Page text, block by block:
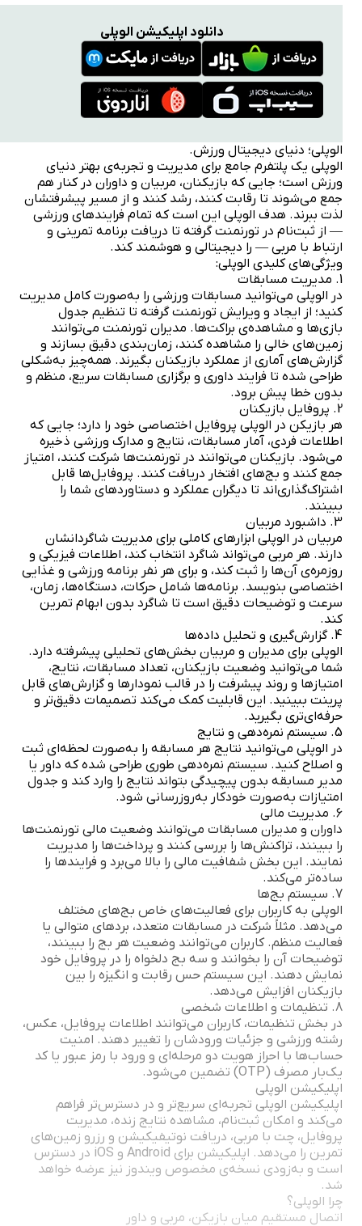
دانلود اپلیکیشن الوپلی
الوپلی؛ دنیای دیجیتال ورزش.
الوپلی یک پلتفرم جامع برای مدیریت و تجربه‌ی بهتر دنیای
ورزش است؛ جایی که بازیکنان، مربیان و داوران در کنار هم
جمع می‌شوند تا رقابت کنند، رشد کنند و از مسیر پیشرفتشان
لذت ببرند. هدف الوپلی این است که تمام فرایندهای ورزشی
— از ثبت‌نام در تورنمنت گرفته تا دریافت برنامه تمرینی و
ارتباط با مربی — را دیجیتالی و هوشمند کند.
ویژگی‌های کلیدی الوپلی:
1. مدیریت مسابقات
در الوپلی می‌توانید مسابقات ورزشی را به‌صورت کامل مدیریت
کنید؛ از ایجاد و ویرایش تورنمنت گرفته تا تنظیم جدول
بازی‌ها و مشاهده‌ی براکت‌ها. مدیران تورنمنت می‌توانند
زمین‌های خالی را مشاهده کنند، زمان‌بندی دقیق بسازند و
گزارش‌های آماری از عملکرد بازیکنان بگیرند. همه‌چیز به‌شکلی
طراحی شده تا فرایند داوری و برگزاری مسابقات سریع، منظم و
بدون خطا پیش برود.
2. پروفایل بازیکنان
هر بازیکن در الوپلی پروفایل اختصاصی خود را دارد؛ جایی که
اطلاعات فردی، آمار مسابقات، نتایج و مدارک ورزشی ذخیره
می‌شود. بازیکنان می‌توانند در تورنمنت‌ها شرکت کنند، امتیاز
جمع کنند و بج‌های افتخار دریافت کنند. پروفایل‌ها قابل
اشتراک‌گذاری‌اند تا دیگران عملکرد و دستاوردهای شما را
ببینند.
3. داشبورد مربیان
مربیان در الوپلی ابزارهای کاملی برای مدیریت شاگردانشان
دارند. هر مربی می‌تواند شاگرد انتخاب کند، اطلاعات فیزیکی و
روزمره‌ی آن‌ها را ثبت کند، و برای هر نفر برنامه ورزشی و غذایی
اختصاصی بنویسد. برنامه‌ها شامل حرکات، دستگاه‌ها، زمان،
سرعت و توضیحات دقیق است تا شاگرد بدون ابهام تمرین
کند.
4. گزارش‌گیری و تحلیل داده‌ها
الوپلی برای مدیران و مربیان بخش‌های تحلیلی پیشرفته دارد.
شما می‌توانید وضعیت بازیکنان، تعداد مسابقات، نتایج،
امتیازها و روند پیشرفت را در قالب نمودارها و گزارش‌های قابل
پرینت ببینید. این قابلیت کمک می‌کند تصمیمات دقیق‌تر و
حرفه‌ای‌تری بگیرید.
5. سیستم نمره‌دهی و نتایج
در الوپلی می‌توانید نتایج هر مسابقه را به‌صورت لحظه‌ای ثبت
و اصلاح کنید. سیستم نمره‌دهی طوری طراحی شده که داور یا
مدیر مسابقه بدون پیچیدگی بتواند نتایج را وارد کند و جدول
امتیازات به‌صورت خودکار به‌روزرسانی شود.
6. مدیریت مالی
داوران و مدیران مسابقات می‌توانند وضعیت مالی تورنمنت‌ها
را ببینند، تراکنش‌ها را بررسی کنند و پرداخت‌ها را مدیریت
نمایند. این بخش شفافیت مالی را بالا می‌برد و فرایندها را
ساده‌تر می‌کند.
7. سیستم بج‌ها
الوپلی به کاربران برای فعالیت‌های خاص بج‌های مختلف
می‌دهد. مثلاً شرکت در مسابقات متعدد، بردهای متوالی یا
فعالیت منظم. کاربران می‌توانند وضعیت هر بج را ببینند،
توضیحات آن را بخوانند و سه بج دلخواه را در پروفایل خود
نمایش دهند. این سیستم حس رقابت و انگیزه را بین
بازیکنان افزایش می‌دهد.
8. تنظیمات و اطلاعات شخصی
در بخش تنظیمات، کاربران می‌توانند اطلاعات پروفایل، عکس،
رشته ورزشی و جزئیات ورودشان را تغییر دهند. امنیت
حساب‌ها با احراز هویت دو مرحله‌ای و ورود با رمز عبور یا کد
یک‌بار مصرف (OTP) تضمین می‌شود.
اپلیکیشن الوپلی
اپلیکیشن الوپلی تجربه‌ای سریع‌تر و در دسترس‌تر فراهم
می‌کند و امکان ثبت‌نام، مشاهده نتایج زنده، مدیریت
پروفایل، چت با مربی، دریافت نوتیفیکیشن و رزرو زمین‌های
تمرین را می‌دهد. اپلیکیشن برای Android و iOS در دسترس
است و به‌زودی نسخه‌ی مخصوص ویندوز نیز عرضه خواهد
شد.
چرا الوپلی؟
اتصال مستقیم میان بازیکن، مربی و داور